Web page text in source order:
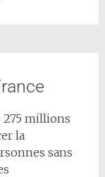
275 millions
la
sans